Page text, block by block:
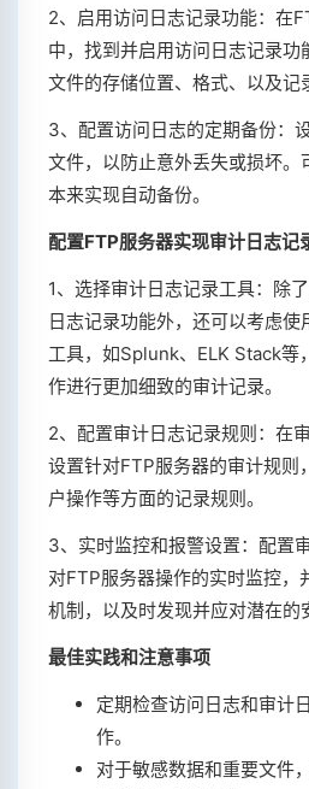
2、启用访问日志记录功能：在
中，找到并启用访问日志记录功
文件的存储位置、格式、以及记
3、配置访问日志的定期备份：
文件，以防止意外丢失或损坏。
本来实现自动备份。
配置FTP服务器实现审计日志记
1、选择审计日志记录工具：除
日志记录功能外，还可以考虑使
工具，如Splunk、ELK Stack等
作进行更加细致的审计记录。
2、配置审计日志记录规则：在
设置针对FTP服务器的审计规则
户操作等方面的记录规则。
3、实时监控和报警设置：配置
对FTP服务器操作的实时监控，
机制，以及时发现并应对潜在的
最佳实践和注意事项
定期检查访问日志和审计
作。
对于敏感数据和重要文件